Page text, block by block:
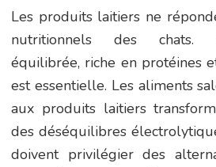
Les produits laitiers ne
nutritionnels des chats.
équilibrée, riche en protéines
est essentielle. Les aliments
aux produits laitiers
des déséquilibres
doivent privilégier des